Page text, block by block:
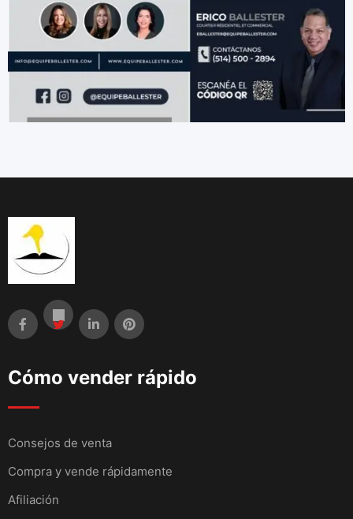
Cómo vender rápido
Consejos de venta
Compra y vende rápidamente
Afiliación